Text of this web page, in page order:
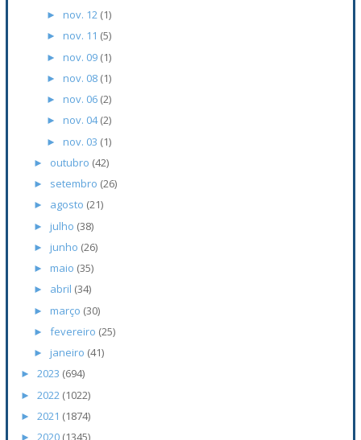
► nov. 12 (1)
► nov. 11 (5)
► nov. 09 (1)
► nov. 08 (1)
► nov. 06 (2)
► nov. 04(2)
► nov. 03 (1)
► outubro (42)
► setembro (26)
► agosto (21)
► julho (38)
► junho (26)
► maio (35)
► abril (34)
► março (30)
►fevereiro (25)
► janeiro (41)
►2023 (694)
►2022 (1022)
►2021 (1874)
►2020 (1345)